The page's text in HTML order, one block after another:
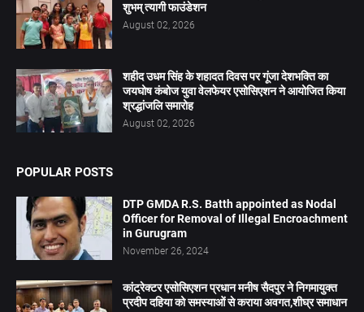
शुभम् त्यागी फाउंडेशन
August 02, 2026
शहीद उधम सिंह के शहादत दिवस पर गूंजा देशभक्ति का
जयघोष कंबोज युवा वेलफेयर एसोसिएशन ने आयोजित किया
श्रद्धांजलि समारोह
August 02, 2026
POPULAR POSTS
DTP GMDA R.S. Batth appointed as Nodal
Officer for Removal of Illegal Encroachment
in Gurugram
November 26, 2024
कांट्रेक्टर एसोसिएशन प्रधान मनीष सैदपुर ने निगमायुक्त
प्रदीप दहिया को समस्याओं से कराया अवगत,शीघ्र समाधान